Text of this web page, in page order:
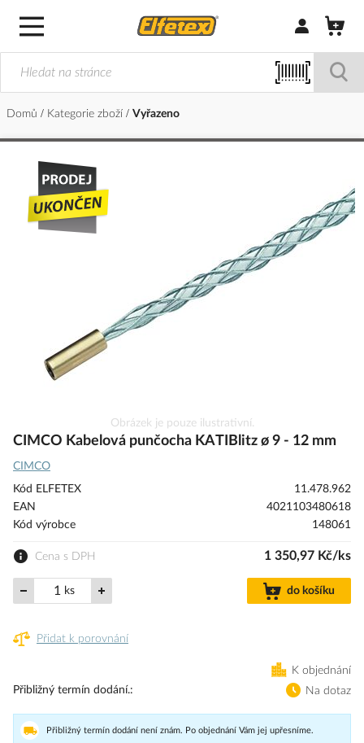
Přihlásit/
Domů Kategorie zboží Vyřazeno
konec
galerie
na
galerie
s
obrázky
Obrázek je pouze ilustrativní.
CIMCO Kabelová punčocha KATIBlitz ø 9 - 12 mm
CIMCO
Kód ELFETEX
11.478.962
EAN
4021103480618
Kód výrobce
148061
Cena s DPH 1 350,97 Kč/ks
ks do košíku
Přidat k porovnání
K objednání
Přibližný termín dodání.
Na dotaz
Přibližný termín dodání není znám. Po objednání Vám jej upřesníme.